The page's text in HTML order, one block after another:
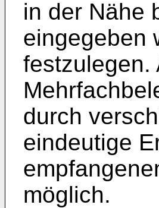
in der Nähe
eingegeben
festzulegen.
durch
eindeutige
möglich.